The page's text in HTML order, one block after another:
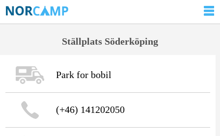
Ställplats Söderköping
Park for bobil
(+46) 141202050